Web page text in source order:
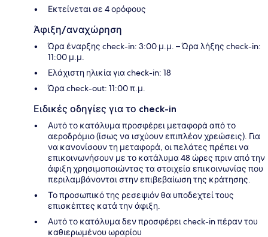
Εκτείνεται σε 4 ορόφους
Άφιξη/αναχώρηση
Ώρα έναρξης check-in: 3:00 μ.μ. – Ώρα λήξης check-in:
11:00 μ.μ.
Ελάχιστη ηλικία για check-in: 18
Ώρα check-out: 11:00 π.μ.
Ειδικές οδηγίες για το check-in
Αυτό το κατάλυμα προσφέρει μεταφορά από το
αεροδρόμιο (ίσως να ισχύουν επιπλέον χρεώσεις). Για
να κανονίσουν τη μεταφορά, οι πελάτες πρέπει να
επικοινωνήσουν με το κατάλυμα 48 ώρες πριν από την
άφιξη χρησιμοποιώντας τα στοιχεία επικοινωνίας που
περιλαμβάνονται στην επιβεβαίωση της κράτησης.
Το προσωπικό της ρεσεψιόν θα υποδεχτεί τους
επισκέπτες κατά την άφιξη.
Αυτό το κατάλυμα δεν προσφέρει check-in πέραν του
καθιερωμένου ωραρίου